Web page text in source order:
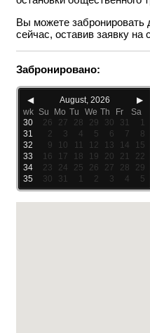
Вы можете забронировать
сейчас, оставив заявку на
Забронировано:
◀ August, 2026
▶
wk Su Mo Tu We Th Fr
Sa
30
26 27 28 29 30 31
1
31
2 3 4 5 6 7
8
32
9 10 11 12 13 14
15
33
16 17 18 19 20 21
22
34
23 24 25 26 27 28
29
35
30 31 1 2 3 4 5